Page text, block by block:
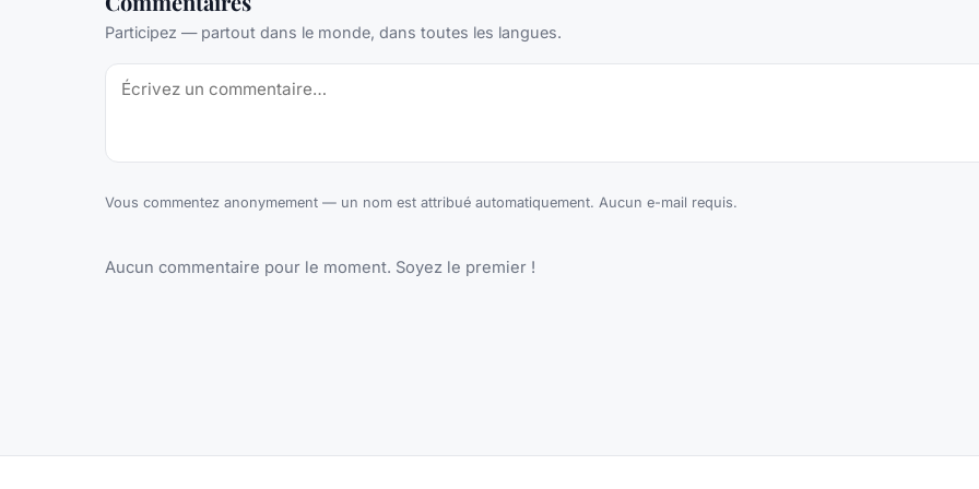
Participez — partout dans le monde, dans toutes les langues.
Vous commentez anonymement — un nom est attribué automatiquement. Aucun e-mail requis.
Aucun commentaire pour le moment. Soyez le premier !